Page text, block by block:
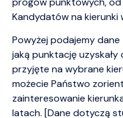
Kandydatów na kierunki
Powyżej podajemy
jaką punktację
przyjęte na wybrane
możecie Państwo
zainteresowanie
latach. [Dane dotyczą